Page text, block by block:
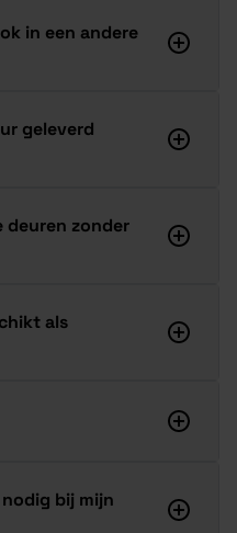
in een andere
geleverd
deuren zonder
als
bij mijn